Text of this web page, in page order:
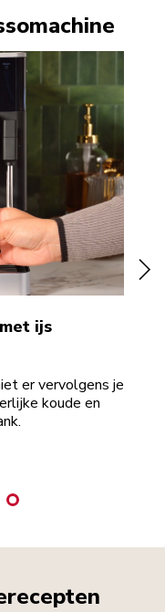
ijs
er vervolgens je
koude en